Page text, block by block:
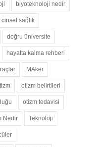
biyoteknoloji nedir
cinsel sağlık
doğru üniversite
hayatta kalma rehberi
MAker
otizm belirtileri
otizm tedavisi
Nedir Teknoloji